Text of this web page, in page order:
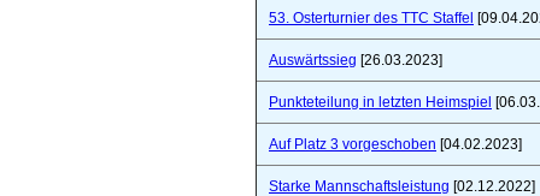
53. Osterturnier des TTC Staffel
Auswärtssieg [26.03.2023]
Punkteteilung in letzten Heimspiel
Auf Platz 3 vorgeschoben [04.02.2023]
Starke Mannschaftsleistung [02.12.2022]